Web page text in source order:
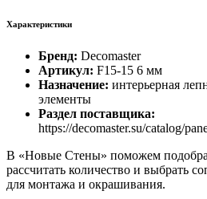
Характеристики
Бренд: Decomaster
Артикул: F15-15 6 мм
Назначение: интерьерная
элементы
Раздел поставщика:
https://decomaster.su/catalog/
В «Новые Стены» поможем
рассчитать количество и выбрать
для монтажа и окрашивания.